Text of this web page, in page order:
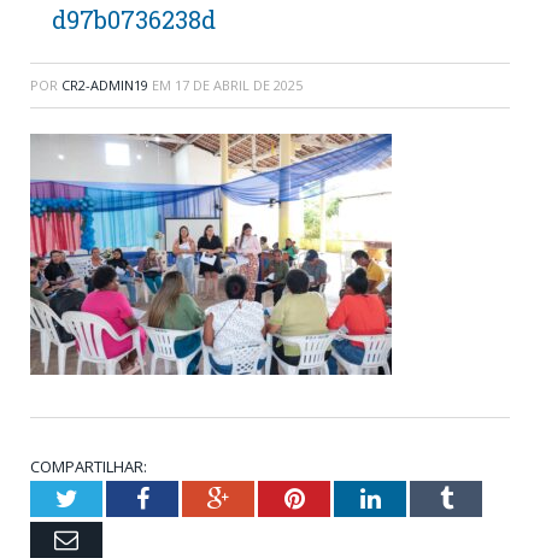
d97b0736238d
POR CR2-ADMIN19 EM 17 DE ABRIL DE 2025
COMPARTILHAR:
TwitterFacebookGoogle+PinterestLinkedInTumblr
Email